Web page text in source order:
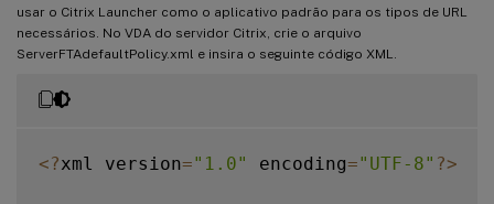
usar o Citrix Launcher como o aplicativo padrão para os tipos de URL
necessários. No VDA do servidor Citrix, crie o arquivo
ServerFTAdefaultPolicy.xml e insira o seguinte código XML.
<?xml version="1.0" encoding="UTF-8" ?>